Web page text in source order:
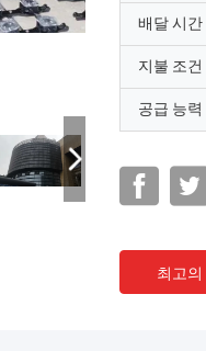
배달 시간
지불 조건
공급 능력
최고의